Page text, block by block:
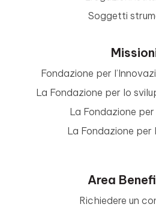
Soggetti
Fondazione per
La Fondazione per lo
La Fondazione
La Fondazione per
Area
Richiedere un